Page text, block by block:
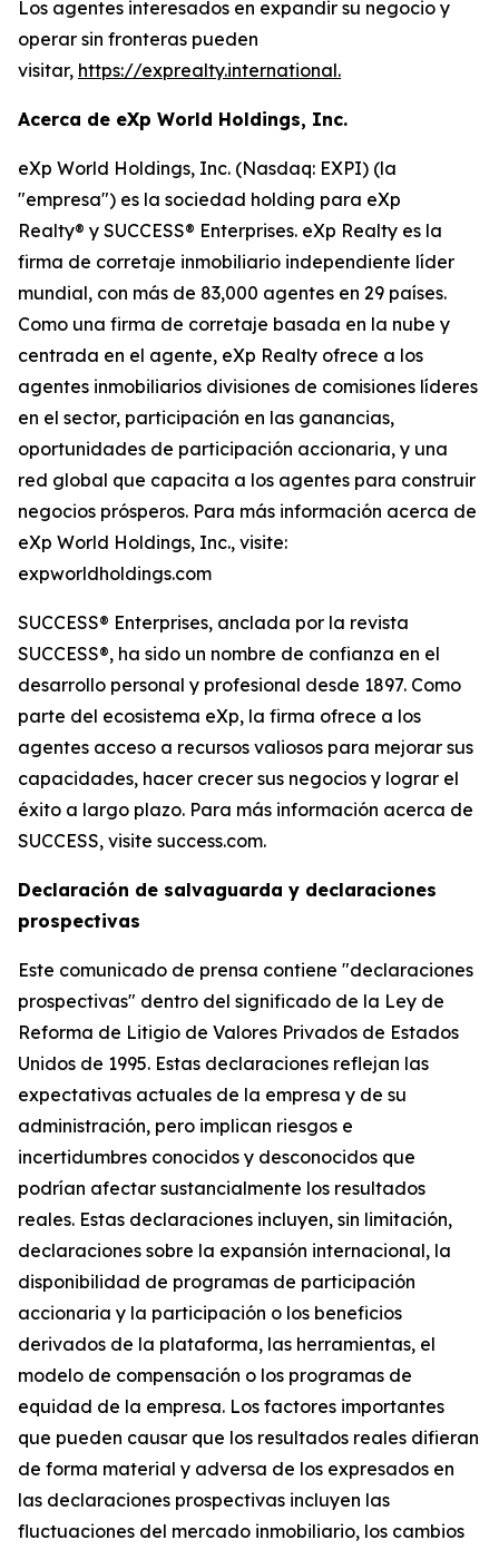
Los agentes interesados en expandir su negocio y
operar sin fronteras pueden
visitar, https://exprealty.international.
Acerca de eXp World Holdings, Inc.
eXp World Holdings, Inc. (Nasdaq: EXPI) (la
"empresa") es la sociedad holding para eXp
Realty® y SUCCESS® Enterprises. eXp Realty es la
firma de corretaje inmobiliario independiente líder
mundial, con más de 83,000 agentes en 29 países.
Como una firma de corretaje basada en la nube y
centrada en el agente, eXp Realty ofrece a los
agentes inmobiliarios divisiones de comisiones líderes
en el sector, participación en las ganancias,
oportunidades de participación accionaria, y una
red global que capacita a los agentes para construir
negocios prósperos. Para más información acerca de
eXp World Holdings, Inc., visite:
expworldholdings.com
SUCCESS® Enterprises, anclada por la revista
SUCCESS®, ha sido un nombre de confianza en el
desarrollo personal y profesional desde 1897. Como
parte del ecosistema eXp, la firma ofrece a los
agentes acceso a recursos valiosos para mejorar sus
capacidades, hacer crecer sus negocios y lograr el
éxito a largo plazo. Para más información acerca de
SUCCESS, visite success.com.
Declaración de salvaguarda y declaraciones
prospectivas
Este comunicado de prensa contiene "declaraciones
prospectivas" dentro del significado de la Ley de
Reforma de Litigio de Valores Privados de Estados
Unidos de 1995. Estas declaraciones reflejan las
expectativas actuales de la empresa y de su
administración, pero implican riesgos e
incertidumbres conocidos y desconocidos que
podrían afectar sustancialmente los resultados
reales. Estas declaraciones incluyen, sin limitación,
declaraciones sobre la expansión internacional, la
disponibilidad de programas de participación
accionaria y la participación o los beneficios
derivados de la plataforma, las herramientas, el
modelo de compensación o los programas de
equidad de la empresa. Los factores importantes
que pueden causar que los resultados reales difieran
de forma material y adversa de los expresados en
las declaraciones prospectivas incluyen las
fluctuaciones del mercado inmobiliario, los cambios